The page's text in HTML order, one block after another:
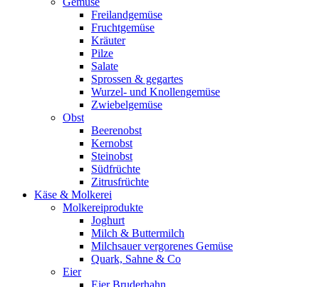
Freilandgemüse
Fruchtgemüse
Kräuter
Pilze
Salate
Sprossen & gegartes
Wurzel- und Knollengemüse
Zwiebelgemüse
Obst
Beerenobst
Kernobst
Steinobst
Südfrüchte
Zitrusfrüchte
Käse & Molkerei
Molkereiprodukte
Joghurt
Milch & Buttermilch
Milchsauer vergorenes Gemüse
Quark, Sahne & Co
Eier
Eier Bruderhahn